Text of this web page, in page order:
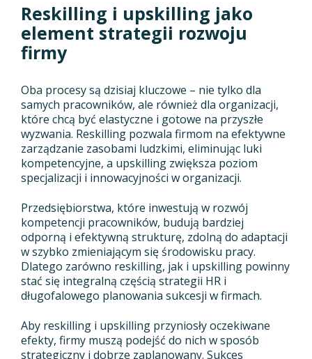
Reskilling i upskilling jako
element strategii rozwoju
firmy
Oba procesy są dzisiaj kluczowe – nie tylko dla
samych pracowników, ale również dla organizacji,
które chcą być elastyczne i gotowe na przyszłe
wyzwania. Reskilling pozwala firmom na efektywne
zarządzanie zasobami ludzkimi, eliminując luki
kompetencyjne, a upskilling zwiększa poziom
specjalizacji i innowacyjności w organizacji.
Przedsiębiorstwa, które inwestują w rozwój
kompetencji pracowników, budują bardziej
odporną i efektywną strukturę, zdolną do adaptacji
w szybko zmieniającym się środowisku pracy.
Dlatego zarówno reskilling, jak i upskilling powinny
stać się integralną częścią strategii HR i
długofalowego planowania sukcesji w firmach.
Aby reskilling i upskilling przyniosły oczekiwane
efekty, firmy muszą podejść do nich w sposób
strategiczny i dobrze zaplanowany. Sukces